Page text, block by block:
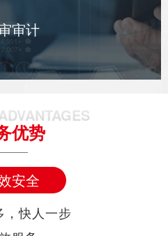
审计
优势
安全
，快人一步